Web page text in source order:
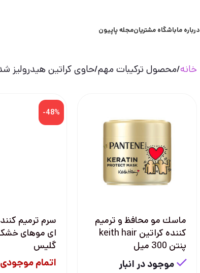
درباره ماباشگاه مشتریانمجله پاپیون
خانه محصول ترکیبات مهم حاوی کراتین هیدرولیز
ماسك مو محافظ و ترميم
كننده كراتين keith hair
پنتن 300 ميل
موجود در انبار
-48%
ای موهای
گلیس
اتمام موجودی